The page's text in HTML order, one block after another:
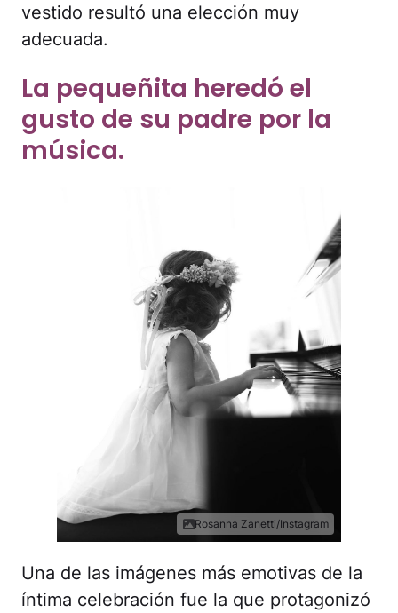
vestido resultó una elección muy
adecuada.
La pequeñita heredó el
gusto de su padre por la
música.
Rosanna Zanetti/Instagram
Una de las imágenes más emotivas de la
íntima celebración fue la que protagonizó